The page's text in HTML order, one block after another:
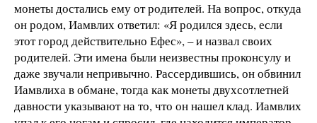
монеты достались ему от родителей. На вопрос, откуда
он родом, Иамвлих ответил: «Я родился здесь, если
этот город действительно Ефес», – и назвал своих
родителей. Эти имена были неизвестны проконсулу и
даже звучали непривычно. Рассердившись, он обвинил
Иамвлиха в обмане, тогда как монеты двухсотлетней
давности указывают на то, что он нашел клад. Иамвлих